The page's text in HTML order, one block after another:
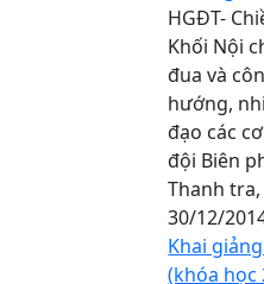
HGĐT-
Khối Nội
đua và
hướng,
đạo các
đội Biên
Thanh tra,
30/12/
Khai
(khóa học